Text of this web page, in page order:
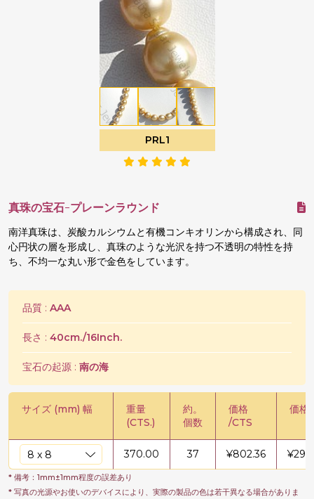
PRL1
真珠の宝石-プレーンラウンド
南洋真珠は、炭酸カルシウムと有機コンキオリンから構成され、同
心円状の層を形成し、真珠のような光沢を持つ不透明の特性を持
ち、不均一な丸い形で金色をしています。
品質 : AAA
長さ : 40cm./16Inch.
宝石の起源 : 南の海
サイズ (mm) 幅
重量
(CTS.)
約。
個数
価格
/CTS
価格
370.00 37 ¥802.36 ¥
* 備考：1mm±1mm程度の誤差あり
* 写真の光源やお使いのデバイスにより、実際の製品の色は若干異なる場合がありま